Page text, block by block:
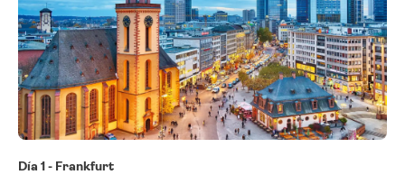
Día 1 - Frankfurt